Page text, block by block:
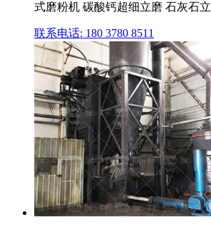
式磨粉机 碳酸钙超细立磨 石灰石立
联系电话: 180 3780 8511